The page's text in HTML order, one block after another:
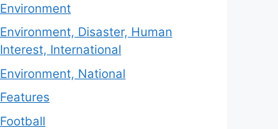
Environment
Environment, Disaster, Human
Interest, International
Environment, National
Features
Football